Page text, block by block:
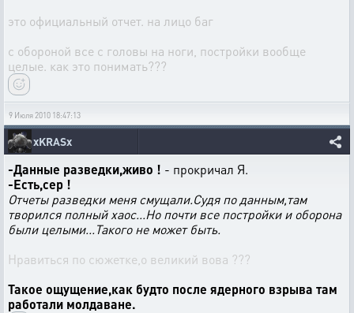
это официальный отчет. на лицо баг
с обороной все с головы на ноги, постройки вообще
целые. как это понимать???
9 Июля 2010 18:47:13
xKRASx
-Данные разведки,живо ! - прокричал Я.
-Есть,сер !
Отчеты разведки меня смущали.Судя по данным,там
творился полный хаос...Но почти все постройки и оборона
были целыми...Такого не может быть.
Нравиться по сюжетке,о великий вова ???
Такое ощущение,как будто после ядерного взрыва там
работали молдаване.